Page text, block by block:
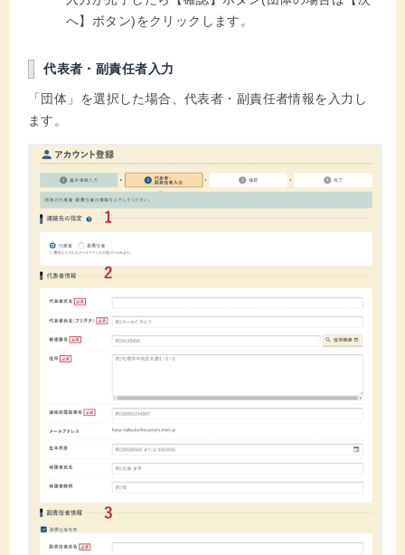
へ】ボタン)をクリックします。
代表者・副責任者入力
「団体」を選択した場合、代表者・副責任者情報を入力し
ます。